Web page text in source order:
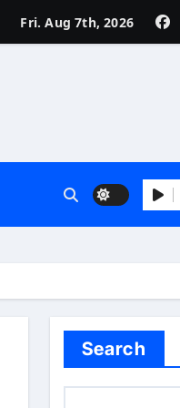
Fri. Aug 7th, 2026
Search